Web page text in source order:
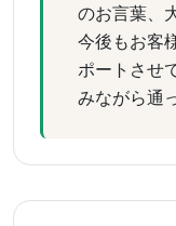
のお言葉、
今後もお客
ポートさせ
みながら通